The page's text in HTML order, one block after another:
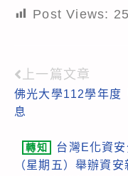
Post Views:
Read
more
上一篇文章
佛光大學112學年度
息
轉知
台灣E化資
（星期五）舉辦資